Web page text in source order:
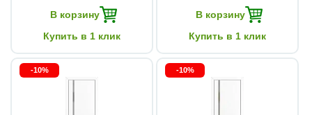
В корзину
Купить в 1 клик
В корзину
Купить в 1 клик
-10% -10%